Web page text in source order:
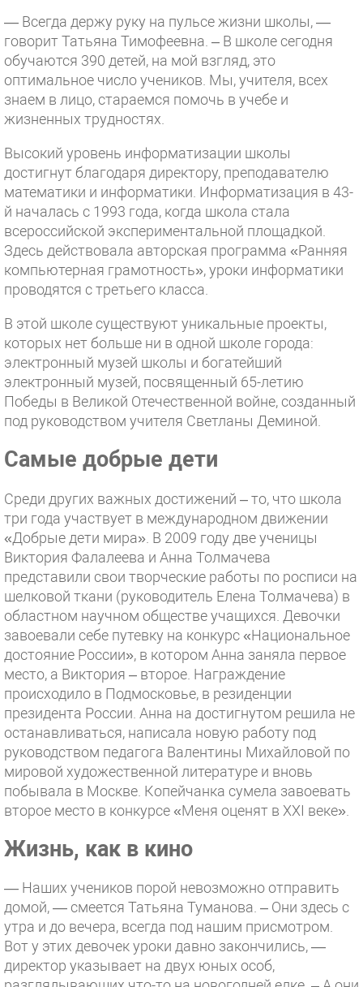
— Всегда держу руку на пульсе жизни школы, —
говорит Татьяна Тимофеевна. – В школе сегодня
обучаются 390 детей, на мой взгляд, это
оптимальное число учеников. Мы, учителя, всех
знаем в лицо, стараемся помочь в учебе и
жизненных трудностях.
Высокий уровень информатизации школы
достигнут благодаря директору, преподавателю
математики и информатики. Информатизация в 43-
й началась с 1993 года, когда школа стала
всероссийской экспериментальной площадкой.
Здесь действовала авторская программа «Ранняя
компьютерная грамотность», уроки информатики
проводятся с третьего класса.
В этой школе существуют уникальные проекты,
которых нет больше ни в одной школе города:
электронный музей школы и богатейший
электронный музей, посвященный 65-летию
Победы в Великой Отечественной войне, созданный
под руководством учителя Светланы Деминой.
Самые добрые дети
Среди других важных достижений – то, что школа
три года участвует в международном движении
«Добрые дети мира». В 2009 году две ученицы
Виктория Фалалеева и Анна Толмачева
представили свои творческие работы по росписи на
шелковой ткани (руководитель Елена Толмачева) в
областном научном обществе учащихся. Девочки
завоевали себе путевку на конкурс «Национальное
достояние России», в котором Анна заняла первое
место, а Виктория – второе. Награждение
происходило в Подмосковье, в резиденции
президента России. Анна на достигнутом решила не
останавливаться, написала новую работу под
руководством педагога Валентины Михайловой по
мировой художественной литературе и вновь
побывала в Москве. Копейчанка сумела завоевать
второе место в конкурсе «Меня оценят в XXI веке».
Жизнь, как в кино
— Наших учеников порой невозможно отправить
домой, — смеется Татьяна Туманова. – Они здесь с
утра и до вечера, всегда под нашим присмотром.
Вот у этих девочек уроки давно закончились, —
директор указывает на двух юных особ,